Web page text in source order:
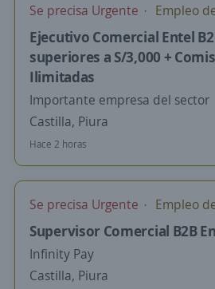
Se precisa Urgente Empleo
Ejecutivo Comercial Entel
superiores a S/3,000 +
Ilimitadas
Importante empresa del sector
Castilla, Piura
Hace 2 horas
Se precisa Urgente Empleo
Supervisor Comercial B2B
Infinity Pay
Castilla, Piura